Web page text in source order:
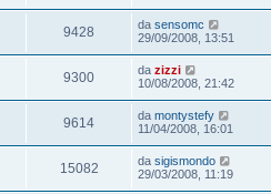
9428 da sensomc
29/09/2008, 13:51
9300 da zizzi
10/08/2008, 21:42
9614 da montystefy
11/04/2008, 16:01
15082 da sigismondo
29/03/2008, 11:19